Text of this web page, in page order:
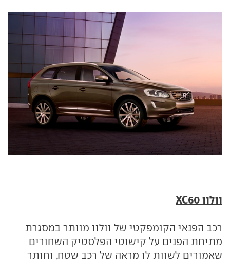
וולוו XC60
רכב הפנאי הקומפקטי של וולוו מוותר במסגרת
מתיחת הפנים על קישוטי הפלסטיק השחורים
שאמורים לשוות לו מראה של רכב שטח, וחותר